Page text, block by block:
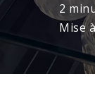
2
Mise